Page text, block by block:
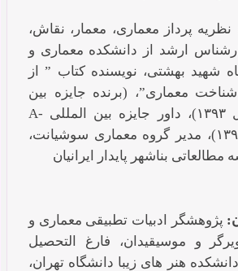
نظریه پرداز معماری، معمار، نقاش،
ارشد از دانشکده معماری و
شهید بهشتی، نویسنده کتاب ” از
معماری”، (برنده جایزه بین
المللی کتاب سال ۱۳۹۳)، داور جایزه بین المللی A-
Design ایتالیا ( ۱۳۹۸)، مدیر گروه معماری سوشیانت،
بناشهر پایدار ایرانیان
پژوهشگر ادبیات تطبیقی معماری و
و موسیقیدان، فارغ التحصیل
هنر های زیبا دانشگاه تهران،